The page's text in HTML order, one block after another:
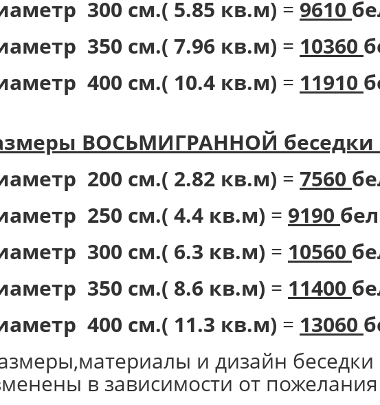
300 см.( 5.85 кв.м) = 9610
350 см.( 7.96 кв.м) = 10360
400 см.( 10.4 кв.м) = 11910
ВОСЬМИГРАННОЙ беседки
200 см.( 2.82 кв.м) = 7560
250 см.( 4.4 кв.м) = 9190
300 см.( 6.3 кв.м) = 10560
350 см.( 8.6 кв.м) = 11400
400 см.( 11.3 кв.м) = 13060
и дизайн беседки
в зависимости от пожелания